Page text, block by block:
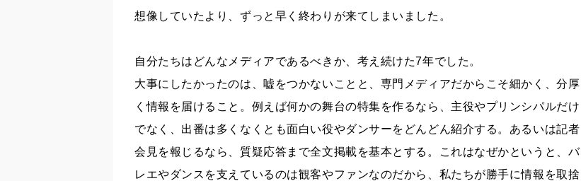
想像していたより、ずっと早く終わりが来てしまいました。
自分たちはどんなメディアであるべきか、考え続けた7年でした。
大事にしたかったのは、嘘をつかないことと、専門メディアだからこそ細かく、分厚
く情報を届けること。例えば何かの舞台の特集を作るなら、主役やプリンシパルだけ
でなく、出番は多くなくとも面白い役やダンサーをどんどん紹介する。あるいは記者
会見を報じるなら、質疑応答まで全文掲載を基本とする。これはなぜかというと、バ
レエやダンスを支えているのは観客やファンなのだから、私たちが勝手に情報を取捨